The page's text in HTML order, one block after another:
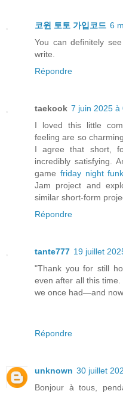
코윈 토토 가입코드 6
You can definitely
write.
Répondre
taekook 7 juin 2025 à
I loved this little
feeling are so
I agree that short,
incredibly satisfying.
game friday night
Jam project and
similar short-form
Répondre
tante777 19 juillet
"Thank you for still
even after all this
we once had—and
Répondre
unknown 30 juillet
Bonjour à tous,